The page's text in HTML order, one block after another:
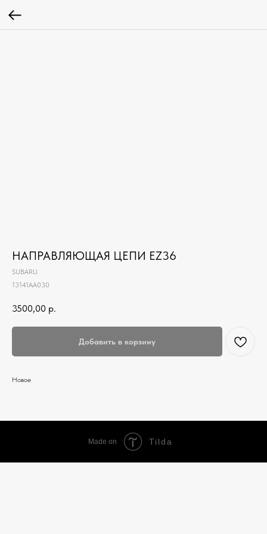
НАПРАВЛЯЮЩАЯ ЦЕПИ EZ36
SUBARU
13141AA030
3500,00 р.
Добавить в корзину
Новое
Made on Tilda